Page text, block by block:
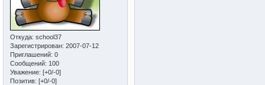
Откуда: school37
Зарегистрирован: 2007-07-12
Приглашений: 0
Сообщений: 100
Уважение: [+0/-0]
Позитив: [+0/-0]